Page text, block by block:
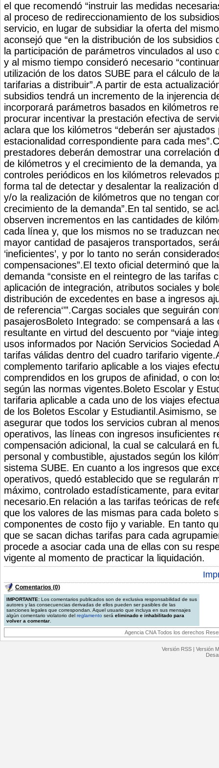
el que recomendó “instruir las medidas
al proceso de redireccionamiento de los
servicio, en lugar de subsidiar la oferta del
aconsejó que “en la distribución de los subsidios
la participación de parámetros vinculados al uso
y al mismo tiempo consideró necesario
utilización de los datos SUBE para el cálculo de
tarifarias a distribuir”.A partir de esta
subsidios tendrá un incremento de la injerencia
incorporará parámetros basados en kilómetros
procurar incentivar la prestación efectiva de
aclara que los kilómetros “deberán ser
estacionalidad correspondiente para cada
prestadores deberán demostrar una correlación
de kilómetros y el crecimiento de la demanda,
controles periódicos en los kilómetros relevados
forma tal de detectar y desalentar la realización
y/o la realización de kilómetros que no tengan
crecimiento de la demanda”.En tal sentido, se
observen incrementos en las cantidades de
cada línea y, que los mismos no se traduzcan
mayor cantidad de pasajeros transportados,
‘ineficientes’, y por lo tanto no serán
compensaciones”.El texto oficial determinó que
demanda “consiste en el reintegro de las tarifas
aplicación de integración, atributos sociales y
distribución de excedentes en base a ingresos
de referencia‘’”.Cargas sociales que seguirán
pasajerosBoleto Integrado: se compensará a las
resultante en virtud del descuento por “viaje
usos informados por Nación Servicios Sociedad
tarifas válidas dentro del cuadro tarifario
complemento tarifario aplicable a los viajes
comprendidos en los grupos de afinidad, o con
según las normas vigentes.Boleto Escolar y
tarifaria aplicable a cada uno de los viajes
de los Boletos Escolar y Estudiantil.Asimismo,
asegurar que todos los servicios cubran al
operativos, las líneas con ingresos insuficientes
compensación adicional, la cual se calculará en
personal y combustible, ajustados según los
sistema SUBE. En cuanto a los ingresos que
operativos, quedó establecido que se regularán
máximo, controlado estadísticamente, para
necesario.En relación a las tarifas teóricas de
que los valores de las mismas para cada boleto
componentes de costo fijo y variable. En tanto
que se sacan dichas tarifas para cada
procede a asociar cada una de ellas con su
vigente al momento de practicar la liquidación.
Comentarios (0)
IMPORTANTE: Los comentarios publicados son de exclusiva responsabilidad de sus
autores y las consecuencias derivadas de ellos pueden ser pasibles de las
sanciones legales que correspondan. Aquel usuario que incluya en sus mensajes
algún comentario violatorio del reglamento será eliminado e inhabilitado para
volver a comentar
Agencia CNA Todos los derechos
Versión RSS| Versión